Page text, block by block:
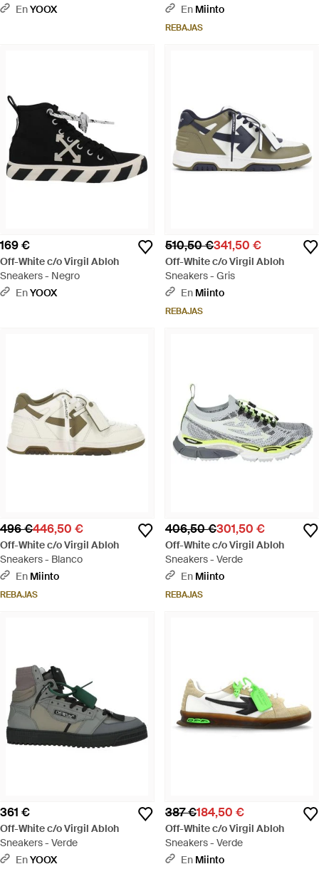
EnYOOX
En Miinto
REBAJAS
169 €
Off-White c/o Virgil Abloh
Sneakers - Negro
EnYOOX
510,50 €341,50 €
Off-White c/o Virgil Abloh
Sneakers - Gris
En Miinto
REBAJAS
496 €446,50 €
Off-White c/o Virgil Abloh
Sneakers - Blanco
En Miinto
REBAJAS
406,50 €301,50 €
Off-White c/o Virgil Abloh
Sneakers - Verde
En Miinto
REBAJAS
361 €
Off-White c/o Virgil Abloh
Sneakers - Verde
EnYOOX
387 €184,50 €
Off-White c/o Virgil Abloh
Sneakers - Verde
En Miinto